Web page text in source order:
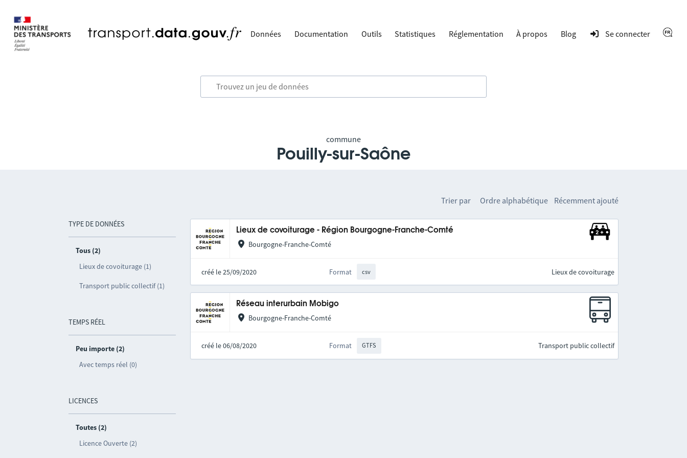
Données Documentation Outils Statistiques Réglementation À propos Blog Se connecter
commune
Pouilly-sur-Saône
TYPE DE DONNÉES
Tous (2)
Lieux de covoiturage (1)
Transport public collectif (1)
TEMPS RÉEL
Peu importe (2)
Avec temps réel (0)
LICENCES
Toutes (2)
Licence Ouverte (2)
Trier par Ordre alphabétique Récemment ajouté
Lieux de covoiturage - Région Bourgogne-Franche-Comté
Bourgogne-Franche-Comté
créé le 25/09/2020 Format csv Lieux de covoiturage
Réseau interurbain Mobigo
Bourgogne-Franche-Comté
créé le 06/08/2020 Format GTFS Transport public collectif